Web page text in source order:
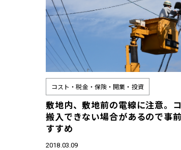
敷地内、敷地前の電線に注意。
搬入できない場合があるので事
すすめ
コスト・税金・保険・開業・投資
2018.03.09